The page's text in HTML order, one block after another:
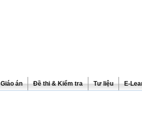
Giáo án Đề thi & Kiểm tra Tư liệu E-